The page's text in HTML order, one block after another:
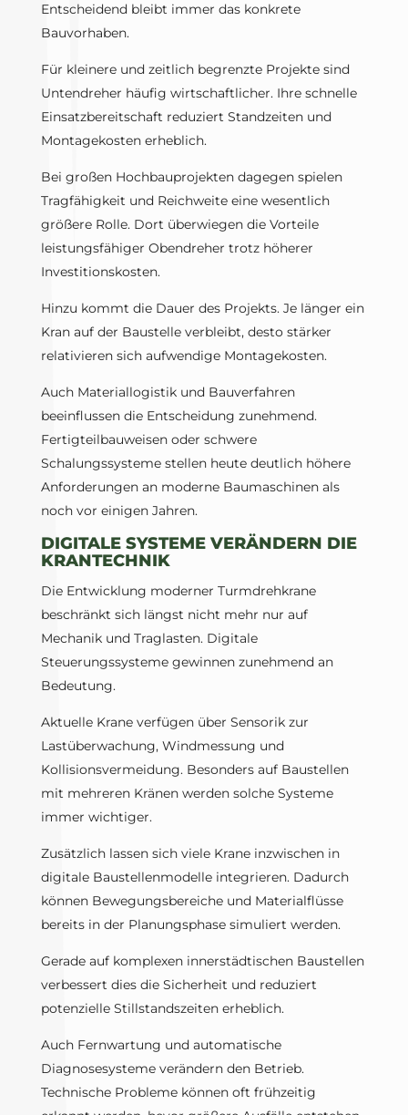
Entscheidend bleibt immer das konkrete
Bauvorhaben.
Für kleinere und zeitlich begrenzte Projekte sind
Untendreher häufig wirtschaftlicher. Ihre schnelle
Einsatzbereitschaft reduziert Standzeiten und
Montagekosten erheblich.
Bei großen Hochbauprojekten dagegen spielen
Tragfähigkeit und Reichweite eine wesentlich
größere Rolle. Dort überwiegen die Vorteile
leistungsfähiger Obendreher trotz höherer
Investitionskosten.
Hinzu kommt die Dauer des Projekts. Je länger ein
Kran auf der Baustelle verbleibt, desto stärker
relativieren sich aufwendige Montagekosten.
Auch Materiallogistik und Bauverfahren
beeinflussen die Entscheidung zunehmend.
Fertigteilbauweisen oder schwere
Schalungssysteme stellen heute deutlich höhere
Anforderungen an moderne Baumaschinen als
noch vor einigen Jahren.
DIGITALE SYSTEME VERÄNDERN DIE
KRANTECHNIK
Die Entwicklung moderner Turmdrehkrane
beschränkt sich längst nicht mehr nur auf
Mechanik und Traglasten. Digitale
Steuerungssysteme gewinnen zunehmend an
Bedeutung.
Aktuelle Krane verfügen über Sensorik zur
Lastüberwachung, Windmessung und
Kollisionsvermeidung. Besonders auf Baustellen
mit mehreren Kränen werden solche Systeme
immer wichtiger.
Zusätzlich lassen sich viele Krane inzwischen in
digitale Baustellenmodelle integrieren. Dadurch
können Bewegungsbereiche und Materialflüsse
bereits in der Planungsphase simuliert werden.
Gerade auf komplexen innerstädtischen Baustellen
verbessert dies die Sicherheit und reduziert
potenzielle Stillstandszeiten erheblich.
Auch Fernwartung und automatische
Diagnosesysteme verändern den Betrieb.
Technische Probleme können oft frühzeitig